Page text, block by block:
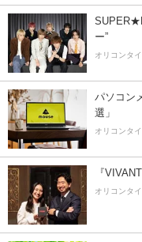
ー”
オリコンタ
パソコン
選」
オリコンタ
『
オリコンタ